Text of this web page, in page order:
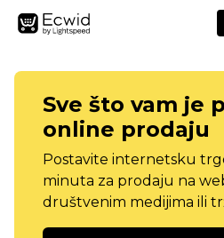
Sve što vam je
online prodaju
Postavite internetsku
minuta za prodaju na
društvenim medijima ili